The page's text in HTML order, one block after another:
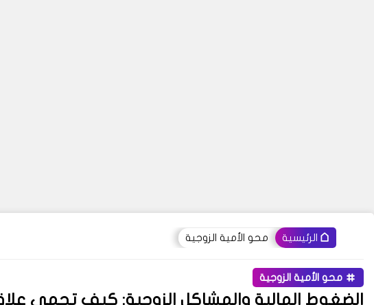
الرئيسية محو الأمية الزوجية
محو الأمية الزوجية
الضغوط المالية والمشاكل الزوجية: كيف تحمي